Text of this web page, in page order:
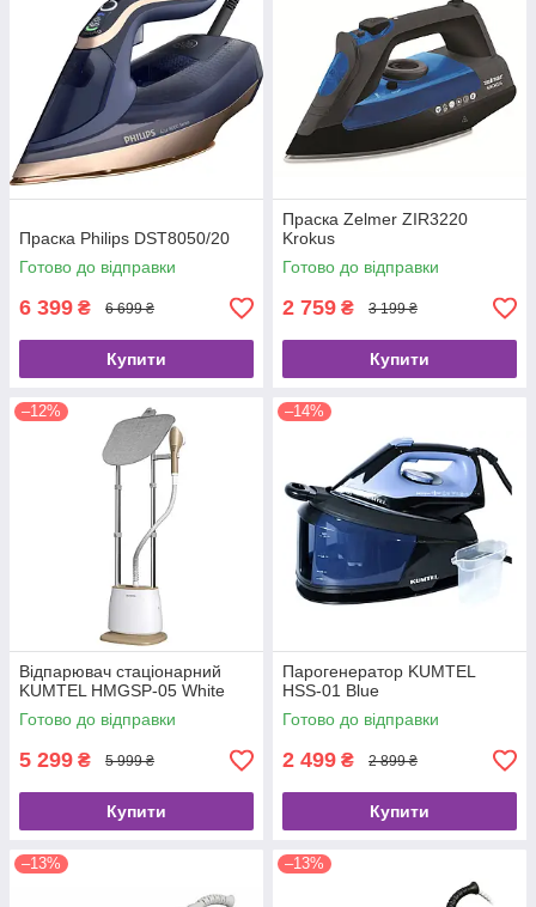
Праска Philips DST8050/20
Готово до відправки
6 399 ₴ 6 699 ₴
Купити
Праска Zelmer ZIR3220
Krokus
Готово до відправки
2 759 ₴ 3 199 ₴
Купити
–12%
Відпарювач стаціонарний
KUMTEL HMGSP-05 White
Готово до відправки
5 299 ₴ 5 999 ₴
Купити
–14%
Парогенератор KUMTEL
HSS-01 Blue
Готово до відправки
2 499 ₴ 2 899 ₴
Купити
–13% –13%